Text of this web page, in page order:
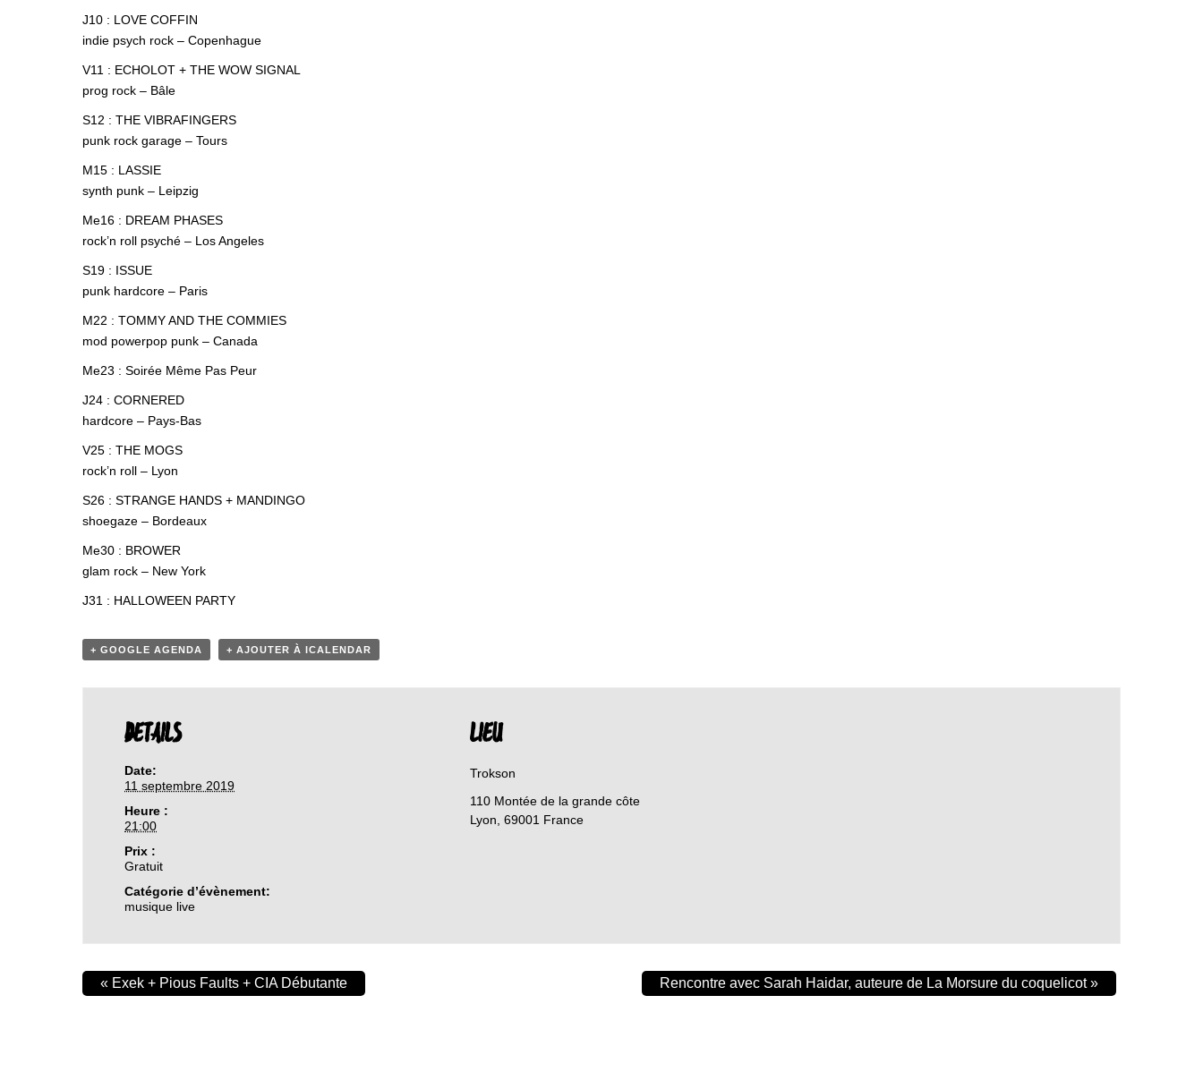
J10 : LOVE COFFIN
indie psych rock – Copenhague
V11 : ECHOLOT + THE WOW SIGNAL
prog rock – Bâle
S12 : THE VIBRAFINGERS
punk rock garage – Tours
M15 : LASSIE
synth punk – Leipzig
Me16 : DREAM PHASES
rock’n roll psyché – Los Angeles
S19 : ISSUE
punk hardcore – Paris
M22 : TOMMY AND THE COMMIES
mod powerpop punk – Canada
Me23 : Soirée Même Pas Peur
J24 : CORNERED
hardcore – Pays-Bas
V25 : THE MOGS
rock’n roll – Lyon
S26 : STRANGE HANDS + MANDINGO
shoegaze – Bordeaux
Me30 : BROWER
glam rock – New York
J31 : HALLOWEEN PARTY
+ GOOGLE AGENDA + AJOUTER À ICALENDAR
DETAILS
Date:
11 septembre 2019
Heure :
21:00
Prix :
Gratuit
Catégorie d’évènement:
musique live
LIEU
Trokson
110 Montée de la grande côte
Lyon 69001 France
« Exek + Pious Faults + CIA Débutante Rencontre avec Sarah Haidar, auteure de La Morsure du coquelicot»